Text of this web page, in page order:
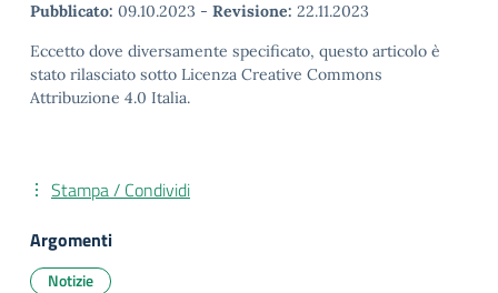
Pubblicato: 09.10.2023 - Revisione: 22.11.2023
Eccetto dove diversamente specificato, questo articolo è
stato rilasciato sotto Licenza Creative Commons
Attribuzione 4.0 Italia.
Stampa / Condividi
Argomenti
Notizie